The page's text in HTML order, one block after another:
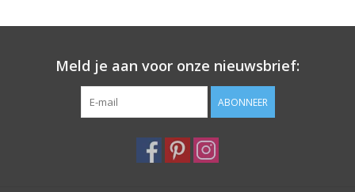
Meld je aan voor onze nieuwsbrief:
ABONNEER